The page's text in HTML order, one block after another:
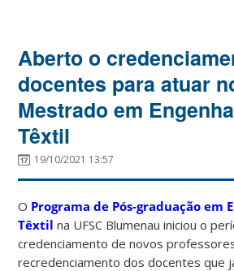
Aberto o
docentes para atuar
Mestrado em
Têxtil
19/10/2021 13:57
O Programa de Pós-graduação em
Têxtil na UFSC Blumenau iniciou o
credenciamento de novos
recredenciamento dos docentes que